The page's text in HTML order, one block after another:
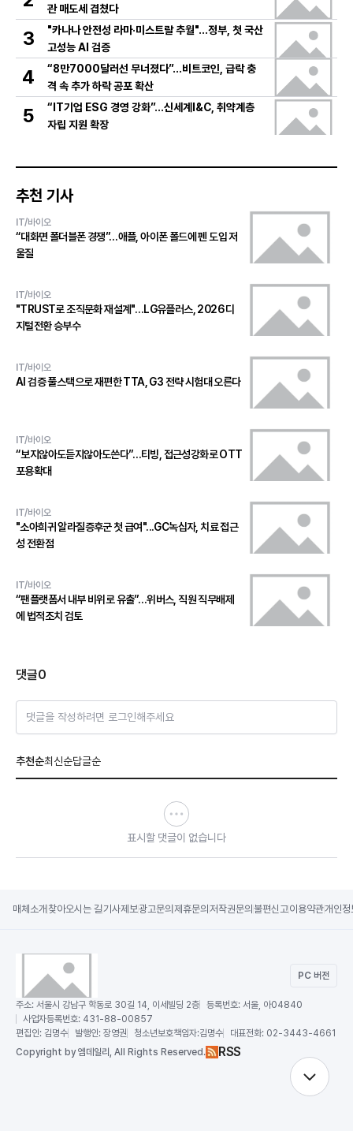
관 매도세 겹쳤다
3
"카나나 안전성 라마·미스트랄 추월"…정부, 첫 국산
고성능 AI 검증
4
“8만7000달러선 무너졌다”…비트코인, 급락 충
격 속 추가 하락 공포 확산
5
“IT기업 ESG 경영 강화”…신세계I&C, 취약계층
자립 지원 확장
추천 기사
IT/바이오
“대화면 폴더블폰 경쟁”…애플, 아이폰 폴드에 펜 도입 저
울질
IT/바이오
"TRUST로 조직문화 재설계"…LG유플러스, 2026 디
지털전환 승부수
IT/바이오
AI 검증 풀스택으로 재편한 TTA, G3 전략 시험대 오른다
IT/바이오
“보지않아도듣지않아도쓴다”…티빙, 접근성강화로 OTT
포용확대
IT/바이오
"소아희귀 알라질증후군 첫 급여"...GC녹십자, 치료 접근
성 전환점
IT/바이오
“팬플랫폼서 내부 비위로 유출”…위버스, 직원 직무배제
에 법적조치 검토
댓글0
댓글을 작성하려면 로그인해주세요
추천순최신순답글순
표시할 댓글이 없습니다
매체소개 찾아오시는 길기사제보광고문의 제휴문의 저작권문의 불편신고이용약관개인정
PC 버전
주소: 서울시 강남구 학동로 30길 14, 이세빌딩 2층 등록번호: 서울, 아04840
사업자등록번호: 431-88-00857
편집인: 김명수 발행인: 장영권 청소년보호책임자:김명수 대표전화: 02-3443-4661
Copyright by 엠데일리, All Rights Reserved. RSS